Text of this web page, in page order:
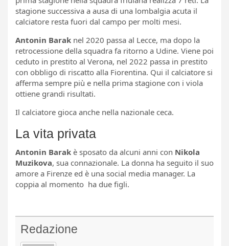
stagione successiva a ausa di una lombalgia acuta il
calciatore resta fuori dal campo per molti mesi.
Antonin Barak nel 2020 passa al Lecce, ma dopo la
retrocessione della squadra fa ritorno a Udine. Viene poi
ceduto in prestito al Verona, nel 2022 passa in prestito
con obbligo di riscatto alla Fiorentina. Qui il calciatore si
afferma sempre più e nella prima stagione con i viola
ottiene grandi risultati.
Il calciatore gioca anche nella nazionale ceca.
La vita privata
Antonin Barak è sposato da alcuni anni con Nikola
Muzikova, sua connazionale. La donna ha seguito il suo
amore a Firenze ed è una social media manager. La
coppia al momento ha due figli.
Redazione